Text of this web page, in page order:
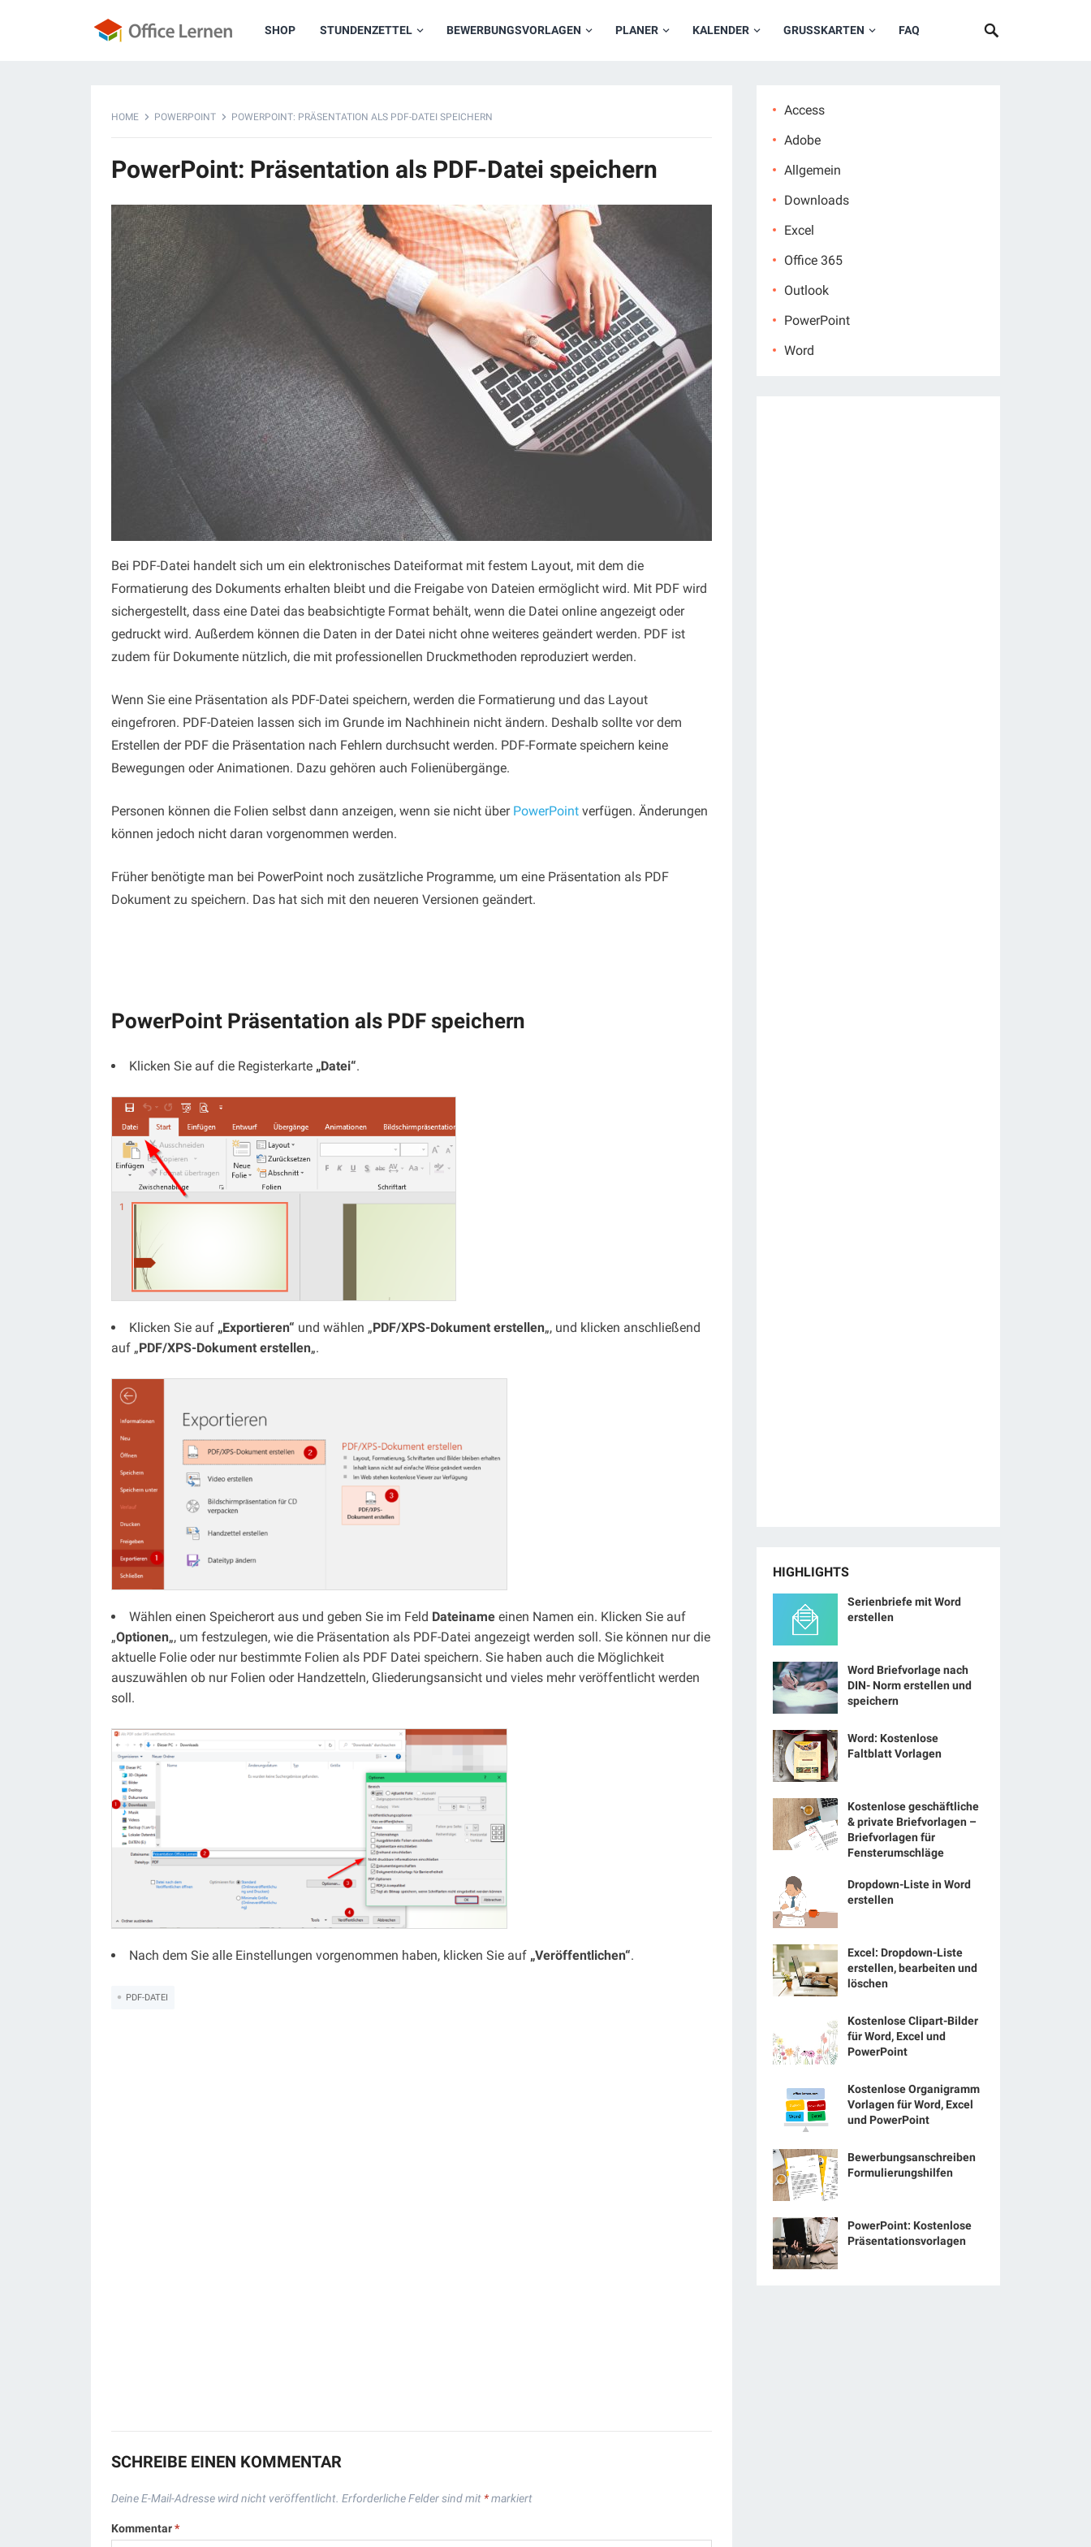
SHOP STUNDENZETTEL BEWERBUNGSVORLAGEN PLANER KALENDER GRUSSKARTEN FAQ
HOME POWERPOINT POWERPOINT: PRÄSENTATION ALS PDF-DATEI SPEICHERN
PowerPoint: Präsentation als PDF-Datei speichern
Bei PDF-Datei handelt sich um ein elektronisches Dateiformat mit festem Layout, mit dem die
Formatierung des Dokuments erhalten bleibt und die Freigabe von Dateien ermöglicht wird. Mit PDF wird
sichergestellt, dass eine Datei das beabsichtigte Format behält, wenn die Datei online angezeigt oder
gedruckt wird. Außerdem können die Daten in der Datei nicht ohne weiteres geändert werden. PDF ist
zudem für Dokumente nützlich, die mit professionellen Druckmethoden reproduziert werden.
Wenn Sie eine Präsentation als PDF-Datei speichern, werden die Formatierung und das Layout
eingefroren. PDF-Dateien lassen sich im Grunde im Nachhinein nicht ändern. Deshalb sollte vor dem
Erstellen der PDF die Präsentation nach Fehlern durchsucht werden. PDF-Formate speichern keine
Bewegungen oder Animationen. Dazu gehören auch Folienübergänge.
Personen können die Folien selbst dann anzeigen, wenn sie nicht über PowerPoint verfügen. Änderungen
können jedoch nicht daran vorgenommen werden.
Früher benötigte man bei PowerPoint noch zusätzliche Programme, um eine Präsentation als PDF
Dokument zu speichern. Das hat sich mit den neueren Versionen geändert.
PowerPoint Präsentation als PDF speichern
Klicken Sie auf die Registerkarte „Datei“.
Klicken Sie auf „Exportieren“ und wählen „PDF/XPS-Dokument erstellen„, und klicken anschließend
auf „PDF/XPS-Dokument erstellen„.
Wählen einen Speicherort aus und geben Sie im Feld Dateiname einen Namen ein. Klicken Sie auf
„Optionen„, um festzulegen, wie die Präsentation als PDF-Datei angezeigt werden soll. Sie können nur die
aktuelle Folie oder nur bestimmte Folien als PDF Datei speichern. Sie haben auch die Möglichkeit
auszuwählen ob nur Folien oder Handzetteln, Gliederungsansicht und vieles mehr veröffentlicht werden
soll.
Nach dem Sie alle Einstellungen vorgenommen haben, klicken Sie auf „Veröffentlichen“.
PDF-DATEI
SCHREIBE EINEN KOMMENTAR
Deine E-Mail-Adresse wird nicht veröffentlicht. Erforderliche Felder sind mit *markiert
Kommentar*
Access
Adobe
Allgemein
Downloads
Excel
Office 365
Outlook
PowerPoint
Word
HIGHLIGHTS
Serienbriefe mit Word
erstellen
Word Briefvorlage nach
DIN- Norm erstellen und
speichern
Word: Kostenlose
Faltblatt Vorlagen
Kostenlose geschäftliche
& private Briefvorlagen –
Briefvorlagen für
Fensterumschläge
Dropdown-Liste in Word
erstellen
Excel: Dropdown-Liste
erstellen, bearbeiten und
löschen
Kostenlose Clipart-Bilder
für Word, Excel und
PowerPoint
Kostenlose Organigramm
Vorlagen für Word, Excel
und PowerPoint
Bewerbungsanschreiben
Formulierungshilfen
PowerPoint: Kostenlose
Präsentationsvorlagen